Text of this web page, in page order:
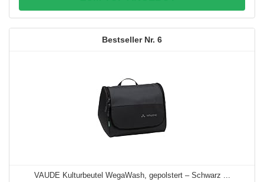
6
VAUDE Kulturbeutel WegaWash, gepolstert – Schwarz ...